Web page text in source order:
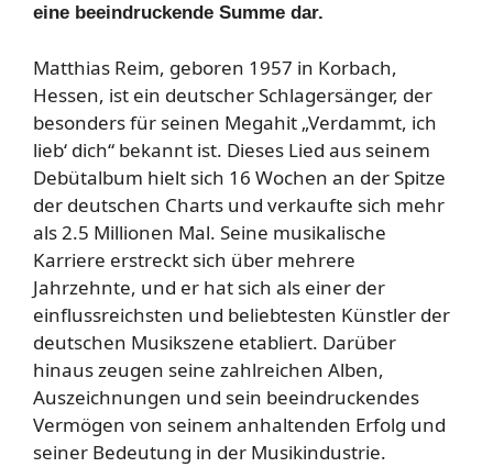
eine beeindruckende Summe dar.
Matthias Reim, geboren 1957 in Korbach,
Hessen, ist ein deutscher Schlagersänger, der
besonders für seinen Megahit „Verdammt, ich
lieb‘ dich“ bekannt ist. Dieses Lied aus seinem
Debütalbum hielt sich 16 Wochen an der Spitze
der deutschen Charts und verkaufte sich mehr
als 2.5 Millionen Mal. Seine musikalische
Karriere erstreckt sich über mehrere
Jahrzehnte, und er hat sich als einer der
einflussreichsten und beliebtesten Künstler der
deutschen Musikszene etabliert. Darüber
hinaus zeugen seine zahlreichen Alben,
Auszeichnungen und sein beeindruckendes
Vermögen von seinem anhaltenden Erfolg und
seiner Bedeutung in der Musikindustrie.